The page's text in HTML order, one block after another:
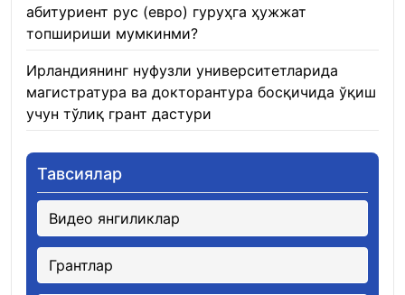
абитуриент рус (евро) гуруҳга ҳужжат
топшириши мумкинми?
Ирландиянинг нуфузли университетларида
магистратура ва докторантура босқичида ўқиш
учун тўлиқ грант дастури
Тавсиялар
Видео янгиликлар
Грантлар